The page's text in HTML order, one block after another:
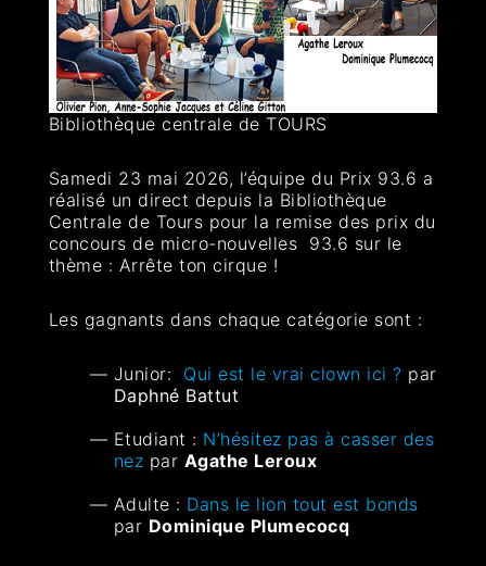
Bibliothèque centrale de TOURS
Samedi 23 mai 2026, l’équipe du Prix 93.6 a
réalisé un direct depuis la Bibliothèque
Centrale de Tours pour la remise des prix du
concours de micro-nouvelles 93.6 sur le
thème : Arrête ton cirque !
Les gagnants dans chaque catégorie sont :
Junior: Qui est le vrai clown ici ? par
Daphné Battut
Etudiant : N’hésitez pas à casser des
nez par Agathe Leroux
Adulte : Dans le lion tout est bonds
par Dominique Plumecocq